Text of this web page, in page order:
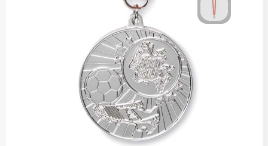
Pepermunt bedrukken
Snoeppotten bedrukken
Snoepblikken bedrukken